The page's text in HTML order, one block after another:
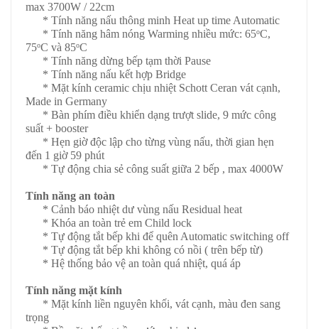
max 3700W / 22cm
* Tính năng nấu thông minh Heat up time Automatic
* Tính năng hâm nóng Warming nhiều mức: 65oC,
75oC và 85oC
* Tính năng dừng bếp tạm thời Pause
* Tính năng nấu kết hợp Bridge
* Mặt kính ceramic chịu nhiệt Schott Ceran vát cạnh,
Made in Germany
* Bàn phím điều khiển dạng trượt slide, 9 mức công
suất + booster
* Hẹn giờ độc lập cho từng vùng nấu, thời gian hẹn
đến 1 giờ 59 phút
* Tự động chia sẻ công suất giữa 2 bếp , max 4000W
Tính năng an toàn
* Cảnh báo nhiệt dư vùng nấu Residual heat
* Khóa an toàn trẻ em Child lock
* Tự động tắt bếp khi để quên Automatic switching off
* Tự động tắt bếp khi không có nồi ( trên bếp từ)
* Hệ thống bảo vệ an toàn quá nhiệt, quá áp
Tính năng mặt kính
* Mặt kính liền nguyên khối, vát cạnh, màu đen sang
trọng